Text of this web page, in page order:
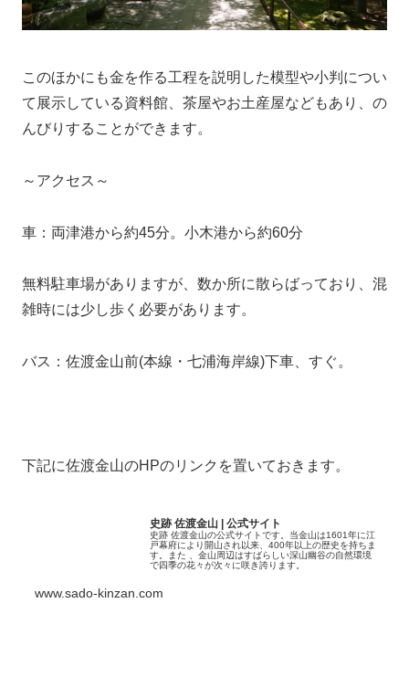
このほかにも金を作る工程を説明した模型や小判につい
て展示している資料館、茶屋やお土産屋などもあり、の
んびりすることができます。
～アクセス～
車：両津港から約45分。小木港から約60分
無料駐車場がありますが、数か所に散らばっており、混
雑時には少し歩く必要があります。
バス：佐渡金山前(本線・七浦海岸線)下車、すぐ。
下記に佐渡金山のHPのリンクを置いておきます。
史跡 佐渡金山 | 公式サイト
史跡 佐渡金山の公式サイトです。当金山は1601年に江
戸幕府により開山され以来、400年以上の歴史を持ちま
す。また 、金山周辺はすばらしい深山幽谷の自然環境
で四季の花々が次々に咲き誇ります。
www.sado-kinzan.com